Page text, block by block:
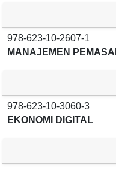
978-623-10-2607-1
MANAJEMEN
978-623-10-3060-3
EKONOMI DIGITAL